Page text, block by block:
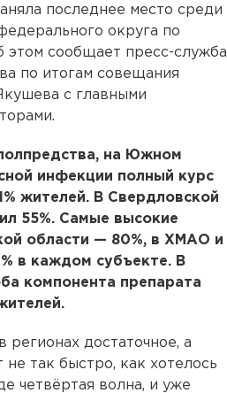
последнее место среди
округа по
этом сообщает пресс-служба
по итогам совещания
с главными
на Южном
инфекции полный курс
жителей. В Свердловской
55%. Самые высокие
области — 80%, в ХМАО и
в каждом субъекте. В
компонента препарата
регионах достаточное, а
не так быстро, как хотелось
четвёртая волна, и уже